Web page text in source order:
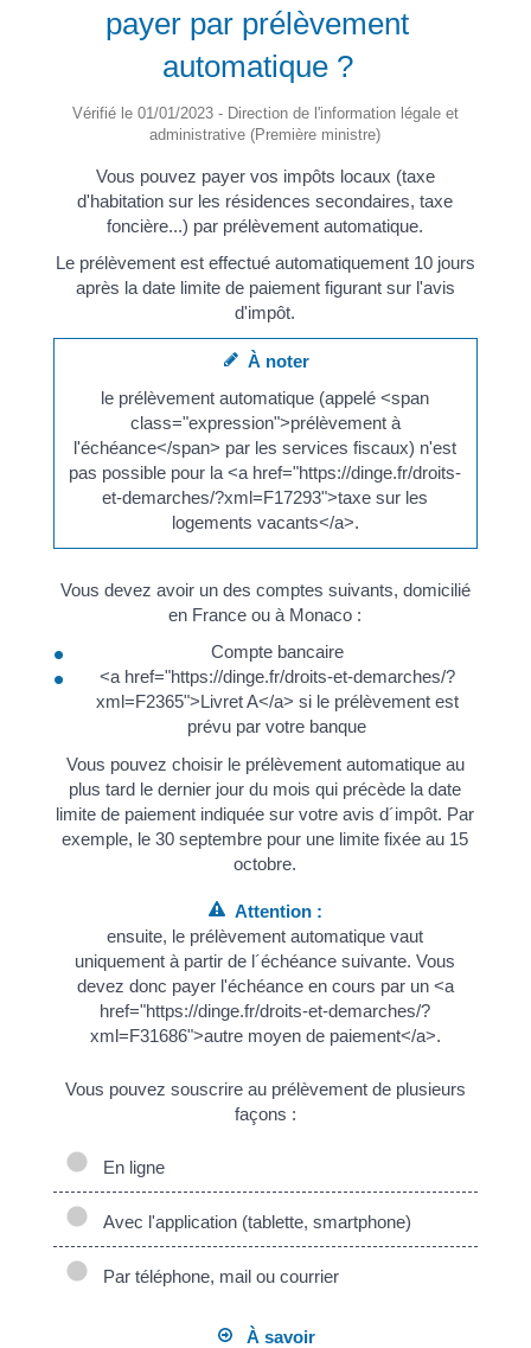
payer par prélèvement
automatique ?
Vérifié le 01/01/2023 - Direction de l'information légale et
administrative (Première ministre)
Vous pouvez payer vos impôts locaux (taxe
d'habitation sur les résidences secondaires, taxe
foncière...) par prélèvement automatique.
Le prélèvement est effectué automatiquement 10 jours
après la date limite de paiement figurant sur l'avis
d'impôt.
À noter
le prélèvement automatique (appelé <span
class="expression">prélèvement à
l'échéance</span> par les services fiscaux) n'est
pas possible pour la <a href="https://dinge.fr/droits-
et-demarches/?xml=F17293">taxe sur les
logements vacants</a>.
Vous devez avoir un des comptes suivants, domicilié
en France ou à Monaco :
Compte bancaire
<a href="https://dinge.fr/droits-et-demarches/?
xml=F2365">Livret A</a> si le prélèvement est
prévu par votre banque
Vous pouvez choisir le prélèvement automatique au
plus tard le dernier jour du mois qui précède la date
limite de paiement indiquée sur votre avis d´impôt. Par
exemple, le 30 septembre pour une limite fixée au 15
octobre.
Attention :
ensuite, le prélèvement automatique vaut
uniquement à partir de l´échéance suivante. Vous
devez donc payer l'échéance en cours par un <a
href="https://dinge.fr/droits-et-demarches/?
xml=F31686">autre moyen de paiement</a>.
Vous pouvez souscrire au prélèvement de plusieurs
façons :
En ligne
Avec l'application (tablette, smartphone)
Par téléphone, mail ou courrier
À savoir